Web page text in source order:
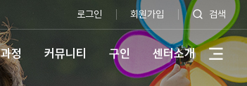
로그인 회원가입 검색
정 커뮤니티 구인 센터소개